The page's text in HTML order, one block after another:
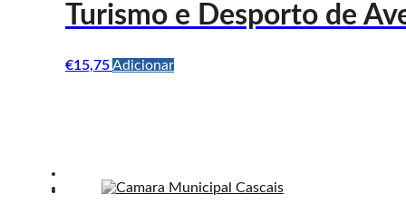
Turismo e Desporto de
€15,75Adicionar